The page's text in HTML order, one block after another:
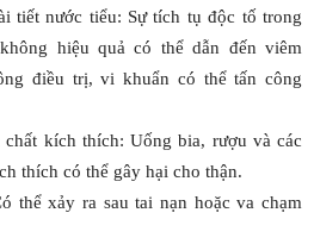
tiết nước tiểu: Sự tích tụ độc tố trong
hiệu quả có thể dẫn đến viêm
điều trị, vi khuẩn có thể tấn công
kích thích: Uống bia, rượu và các
thích có thể gây hại cho thận.
thể xảy ra sau tai nạn hoặc va chạm